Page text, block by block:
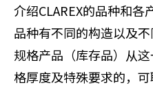
介绍CLAREX的品种和
品种有不同的构造以及
规格产品（库存品）从
格厚度及特殊要求的，可